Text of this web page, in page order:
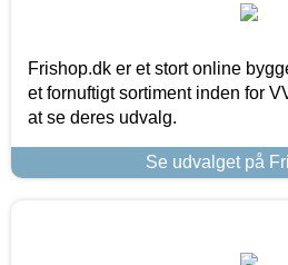
Frishop.dk er et stort online
et fornuftigt sortiment inden for
at se deres udvalg.
Se udvalget på